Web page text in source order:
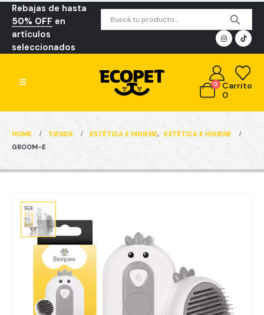
Rebajas de hasta
50% OFF en
artículos
seleccionados
0
Carrito
0
HOME TIENDA ESTÉTICA E HIGIENE,
ESTÉTICA E HIGIENE
GROOM-E